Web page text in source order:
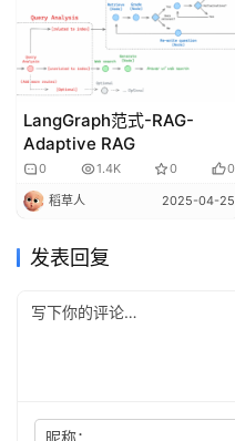
LangGraph范式-RAG-
Adaptive RAG
0 1.4K 0 0
稻草人 2025-04-25
发表回复